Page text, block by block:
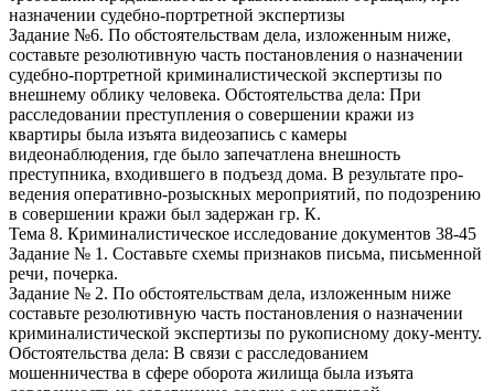
назначении судебно-портретной экспертизы
Задание №6. По обстоятельствам дела, изложенным ниже,
составьте резолютивную часть постановления о назначении
судебно-портретной криминалистической экспертизы по
внешнему облику человека. Обстоятельства дела: При
расследовании преступления о совершении кражи из
квартиры была изъята видеозапись с камеры
видеонаблюдения, где было запечатлена внешность
преступника, входившего в подъезд дома. В результате про-
ведения оперативно-розыскных мероприятий, по подозрению
в совершении кражи был задержан гр. К.
Тема 8. Криминалистическое исследование документов 38-45
Задание № 1. Составьте схемы признаков письма, письменной
речи, почерка.
Задание № 2. По обстоятельствам дела, изложенным ниже
составьте резолютивную часть постановления о назначении
криминалистической экспертизы по рукописному доку-менту.
Обстоятельства дела: В связи с расследованием
мошенничества в сфере оборота жилища была изъята